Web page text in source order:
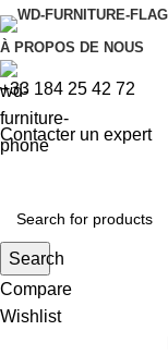
À PROPOS DE NOUS
+33 184 25 42 72
Contacter un expert
Search
Compare
Wishlist